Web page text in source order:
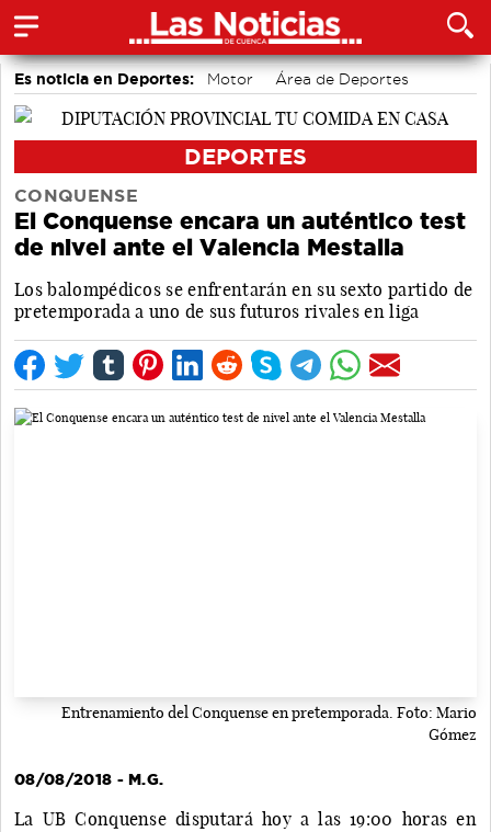
Es noticia en Deportes: Motor
Área de Deportes
Piragüismo
Fútbol
DEPORTES
CONQUENSE
El Conquense encara un auténtico test
de nivel ante el Valencia Mestalla
Los balompédicos se enfrentarán en su sexto partido de
pretemporada a uno de sus futuros rivales en liga
Entrenamiento del Conquense en pretemporada. Foto: Mario
Gómez
08/08/2018 - M.G.
La UB Conquense disputará hoy a las 19:00 horas en